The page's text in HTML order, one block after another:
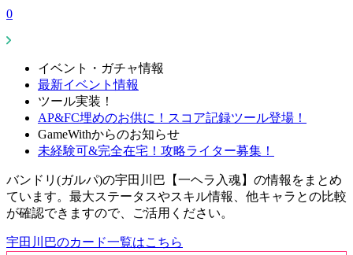
0
イベント・ガチャ情報
最新イベント情報
ツール実装！
AP&FC埋めのお供に！スコア記録ツール登場！
GameWithからのお知らせ
未経験可&完全在宅！攻略ライター募集！
バンドリ(ガルパ)の宇田川巴【一ヘラ入魂】の情報をまとめ
ています。最大ステータスやスキル情報、他キャラとの比較
が確認できますので、ご活用ください。
宇田川巴のカード一覧はこちら